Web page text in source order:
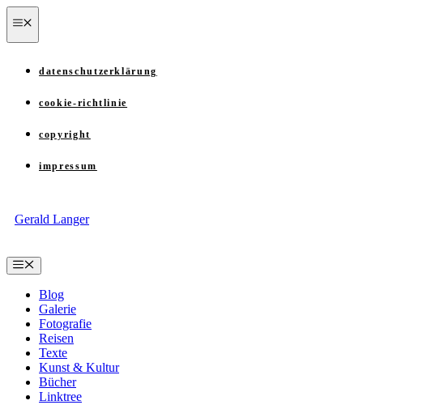
Zum
Inhalt
springen
datenschutzerklärung
cookie-richtlinie
copyright
impressum
Gerald Langer
Menü
Blog
Galerie
Fotografie
Reisen
Texte
Kunst & Kultur
Bücher
Linktree